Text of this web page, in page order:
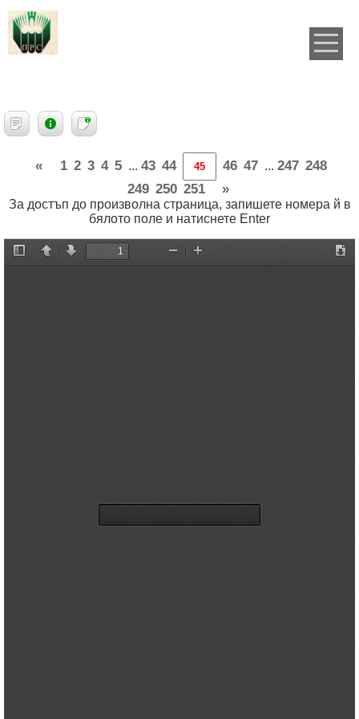
« 1 2 3 4 5 ... 43 44 46 47 ... 247 248
249 250 251 »
За достъп до произволна страница, запишете номера й в
бялото поле и натиснете Enter